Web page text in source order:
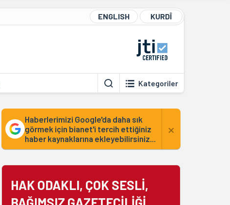
ENGLISH KURDÎ
Kategoriler
Haberlerimizi Google'da daha sık
görmek için bianet'i tercih ettiğiniz
haber kaynaklarına ekleyebilirsiniz...
×
HAK ODAKLI, ÇOK SESLİ,